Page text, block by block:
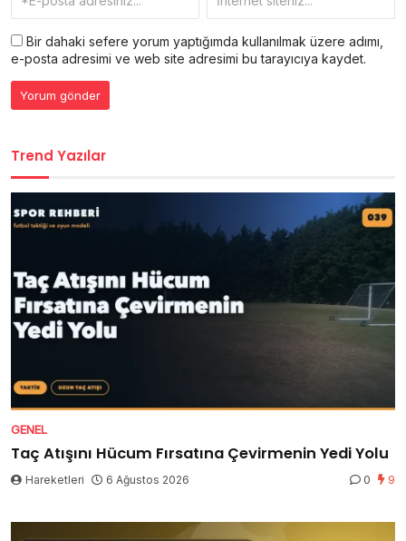
Bir dahaki sefere yorum yaptığımda kullanılmak üzere adımı,
e-posta adresimi ve web site adresimi bu tarayıcıya kaydet.
Trend Yazılar
GENEL
Taç Atışını Hücum Fırsatına Çevirmenin Yedi Yolu
Hareketleri 6 Ağustos 2026 0 9